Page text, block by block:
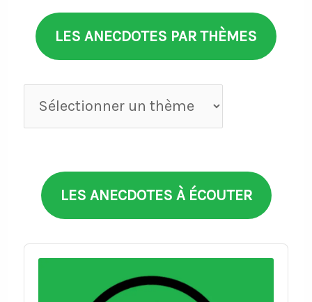
LES ANECDOTES PAR THÈMES
Anecdotes
par
LES ANECDOTES À ÉCOUTER
Audio
Player